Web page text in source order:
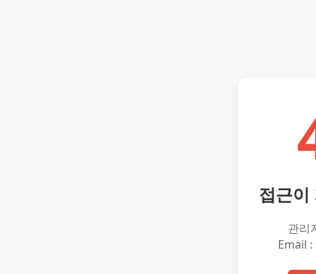
접근이
관리
Email